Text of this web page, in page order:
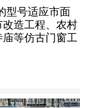
型号适应市面
改造工程、农村
等仿古门窗工